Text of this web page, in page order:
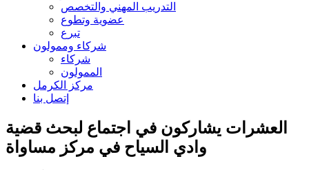
التدريب المهني والتخصص
عضوية وتطوع
تبرع
شركاء وممولون
شركاء
الممولون
مركز الكرمل
إتصل بنا
العشرات يشاركون في اجتماع لبحث قضية
وادي السياح في مركز مساواة